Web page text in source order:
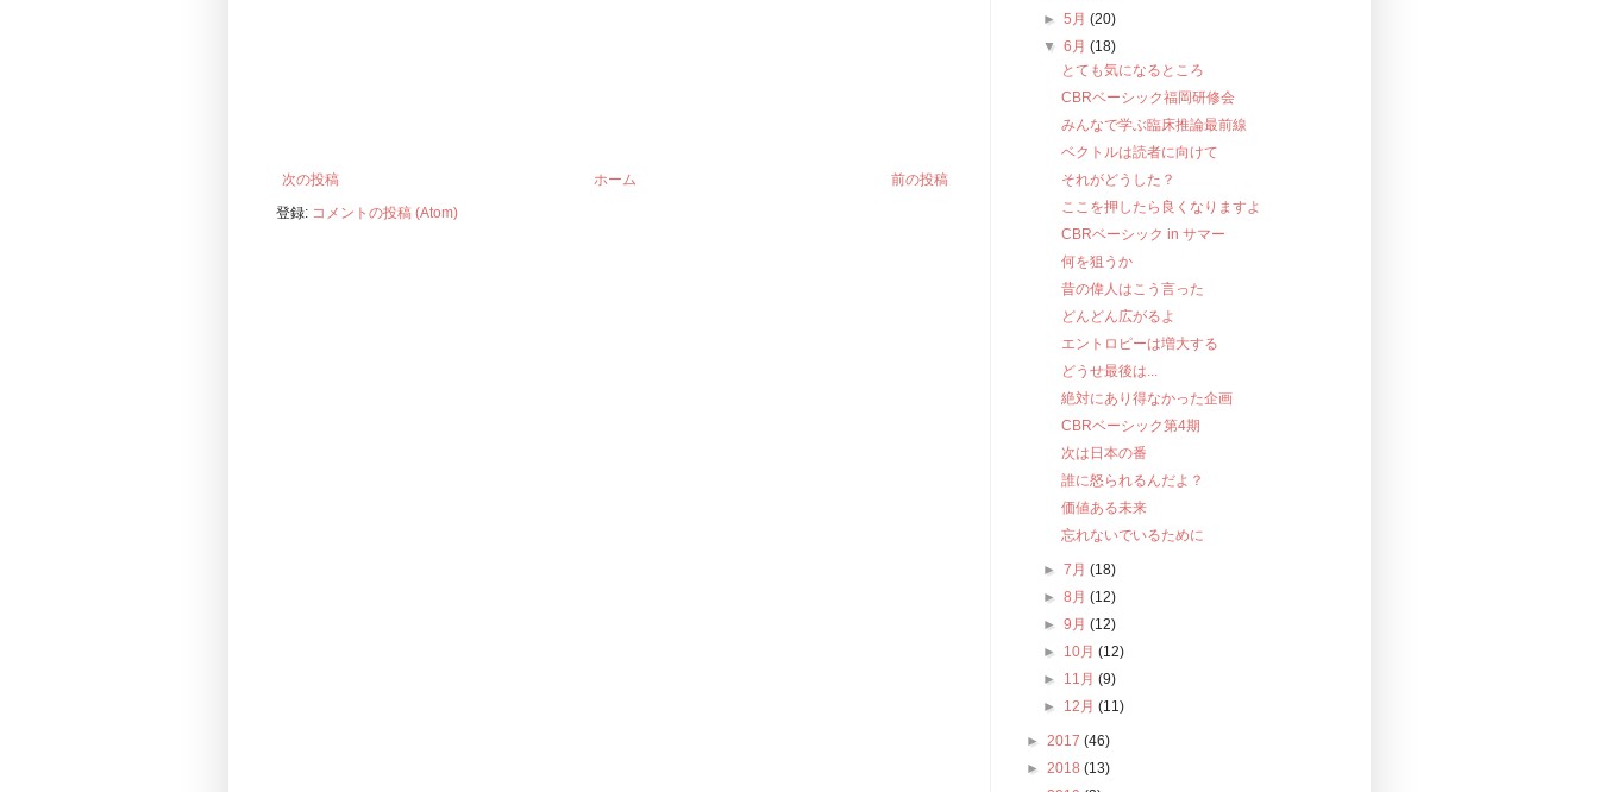
次の投稿 前の投稿
ホーム
登録: コメントの投稿 (Atom)
►5月(20)
▼6月(18)
とても気になるところ
CBRベーシック福岡研修会
みんなで学ぶ臨床推論最前線
ベクトルは読者に向けて
それがどうした？
ここを押したら良くなりますよ
CBRベーシック in サマー
何を狙うか
昔の偉人はこう言った
どんどん広がるよ
エントロピーは増大する
どうせ最後は...
絶対にあり得なかった企画
CBRベーシック第4期
次は日本の番
誰に怒られるんだよ？
価値ある未来
忘れないでいるために
►7月(18)
►8月(12)
►9月(12)
► 10月(12)
► 11月(9)
► 12月(11)
► 2017 (46)
► 2018 (13)